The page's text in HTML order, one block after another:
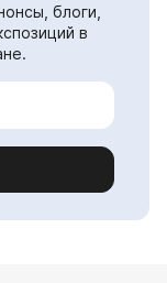
блоги,
в